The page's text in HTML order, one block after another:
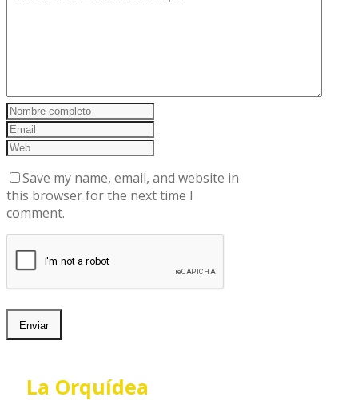
Save my name, email, and website in
this browser for the next time I
comment.
La Orquídea